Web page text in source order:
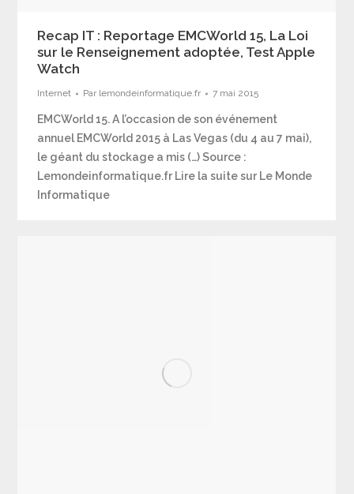
Recap IT : Reportage EMCWorld 15, La Loi
sur le Renseignement adoptée, Test Apple
Watch
Internet Par lemondeinformatique.fr 7 mai 2015
EMCWorld 15. A l’occasion de son événement
annuel EMCWorld 2015 à Las Vegas (du 4 au 7 mai),
le géant du stockage a mis (…) Source :
Lemondeinformatique.fr Lire la suite sur Le Monde
Informatique